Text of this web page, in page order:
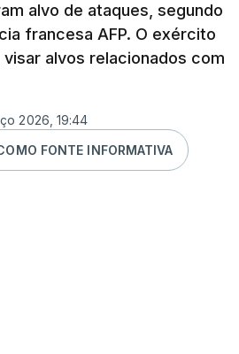
alvo de ataques, segundo
francesa AFP. O exército
alvos relacionados com
2026, 19:44
FONTE INFORMATIVA